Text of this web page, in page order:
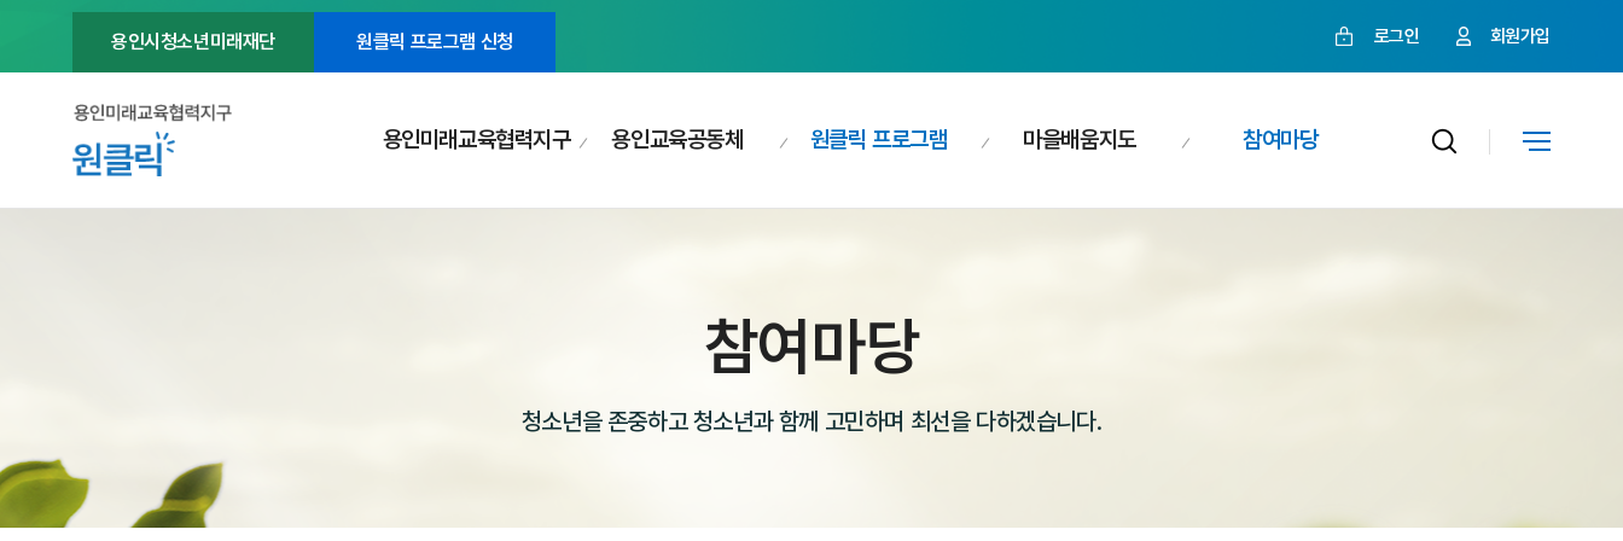
용인시청소년미래재단 원클릭 프로그램 신청 로그인 회원가입
용인미래교육협력지구 용인교육공동체 원클릭 프로그램 마을배움지도 참여마당
참여마당
청소년을 존중하고 청소년과 함께 고민하며 최선을 다하겠습니다.